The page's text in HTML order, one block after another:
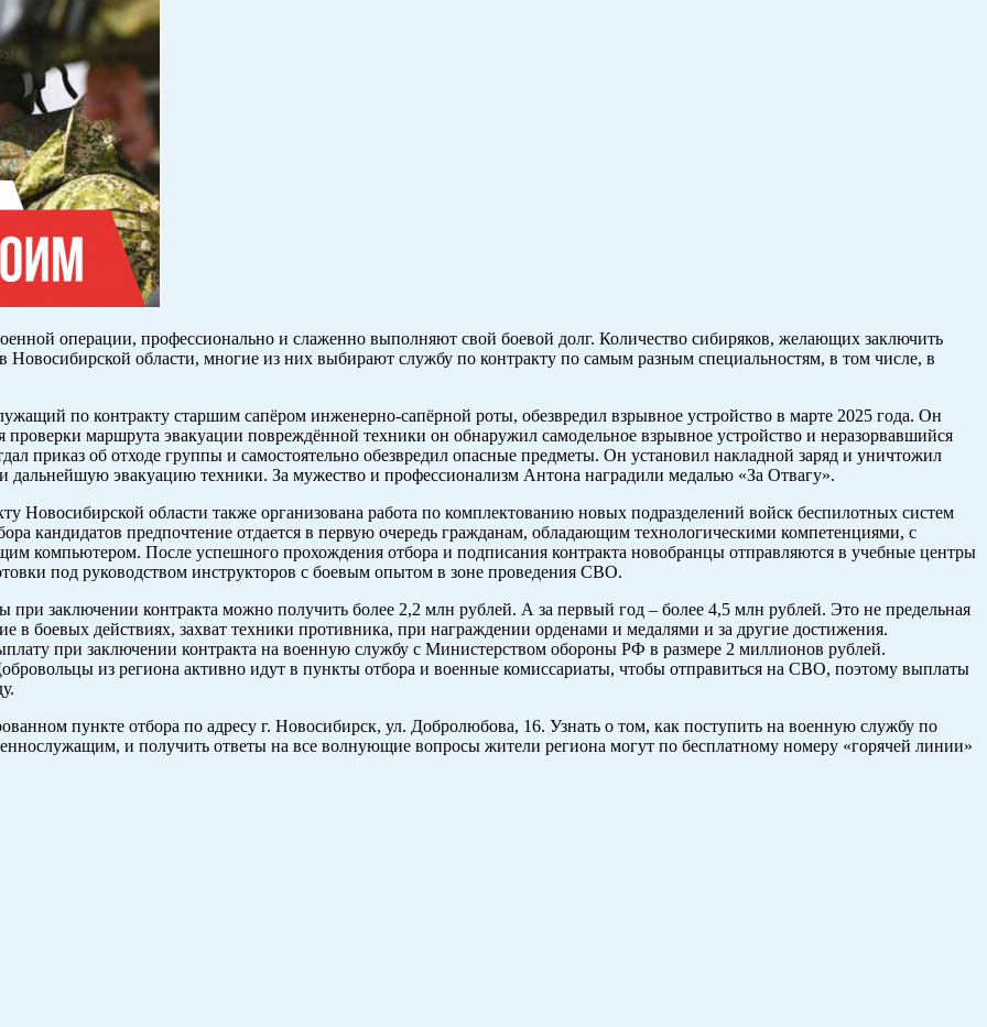
операции, профессионально и слаженно выполняют свой боевой долг. Количество сибиряков, желающих заключить
области, многие из них выбирают службу по контракту по самым разным специальностям, в том числе, в
по контракту старшим сапёром инженерно-сапёрной роты, обезвредил взрывное устройство в марте 2025 года. Он
маршрута эвакуации повреждённой техники он обнаружил самодельное взрывное устройство и неразорвавшийся
приказ об отходе группы и самостоятельно обезвредил опасные предметы. Он установил накладной заряд и уничтожил
и дальнейшую эвакуацию техники. За мужество и профессионализм Антона наградили медалью «За Отвагу».
Новосибирской области также организована работа по комплектованию новых подразделений войск беспилотных систем
кандидатов предпочтение отдается в первую очередь гражданам, обладающим технологическими компетенциями, с
компьютером. После успешного прохождения отбора и подписания контракта новобранцы отправляются в учебные центры
под руководством инструкторов с боевым опытом в зоне проведения СВО.
заключении контракта можно получить более 2,2 млн рублей. А за первый год – более 4,5 млн рублей. Это не предельная
в боевых действиях, захват техники противника, при награждении орденами и медалями и за другие достижения.
при заключении контракта на военную службу с Министерством обороны РФ в размере 2 миллионов рублей.
из региона активно идут в пункты отбора и военные комиссариаты, чтобы отправиться на СВО, поэтому выплаты
пункте отбора по адресу г. Новосибирск, ул. Добролюбова, 16. Узнать о том, как поступить на военную службу по
и получить ответы на все волнующие вопросы жители региона могут по бесплатному номеру «горячей линии»